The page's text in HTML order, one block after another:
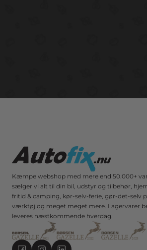
Kæmpe webshop med mere end 50.000+
sælger vi alt til din bil, udstyr og tilbehør,
fritid & camping, kør-selv-ferie, gør-det-selv
værktøj og meget meget mere. Lagervarer
leveres næstkommende hverdag.